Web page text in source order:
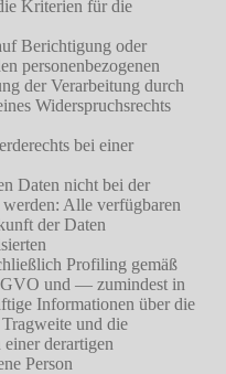
Kriterien für die
Berichtigung oder
personenbezogenen
der Verarbeitung durch
Widerspruchsrechts
bei einer
Daten nicht bei der
Alle verfügbaren
der Daten
Profiling gemäß
und — zumindest in
Informationen über die
und die
derartigen
Person